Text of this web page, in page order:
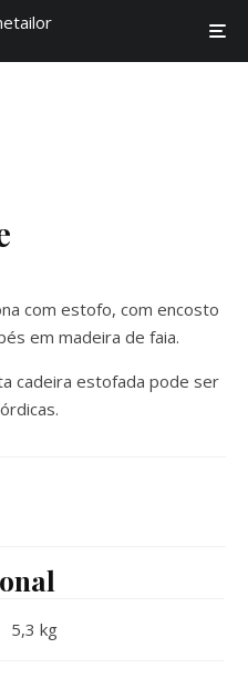
com estofo, com encosto
em madeira de faia.
cadeira estofada pode ser
5,3 kg